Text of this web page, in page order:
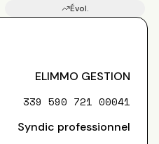
Évol.
ELIMMO GESTION
339 590 721 00041
Syndic professionnel